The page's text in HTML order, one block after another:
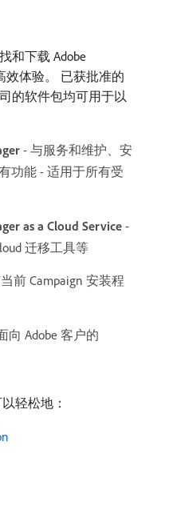
和下载 Adobe
效体验。 已获批准的
的软件包均可用于以
- 与服务和维护、安
功能 - 适用于所有受
as a Cloud Service -
迁移工具等
前 Campaign 安装程
Adobe 客户的
轻松地：